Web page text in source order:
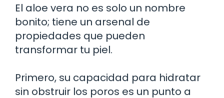
El aloe vera no es solo un nombre
bonito; tiene un arsenal de
propiedades que pueden
transformar tu piel.
Primero, su capacidad para hidratar
sin obstruir los poros es un punto a